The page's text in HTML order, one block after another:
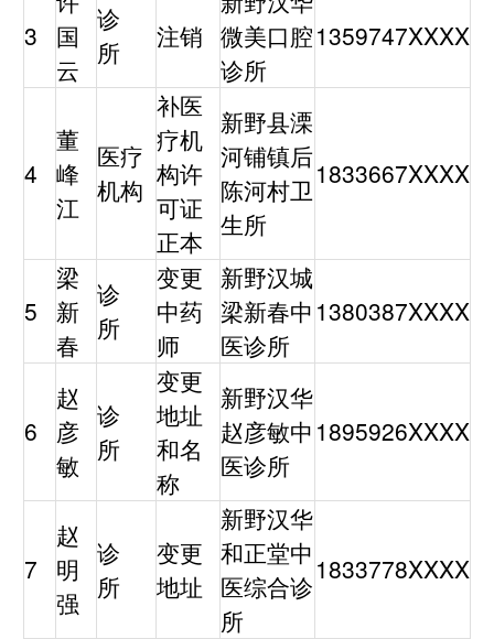
3
国
云
诊
所
注销 微美口腔
诊所
1359747XXXX
4
董
峰
江
医疗
机构
补医
疗机
构许
可证
正本
新野县溧
河铺镇后
陈河村卫
生所
1833667XXXX
5
梁
新
春
诊
所
变更
中药
师
新野汉城
梁新春中
医诊所
1380387XXXX
6
赵
彦
敏
诊
所
变更
地址
和名
称
新野汉华
赵彦敏中
医诊所
1895926XXXX
7
赵
明
强
诊
所
变更
地址
新野汉华
和正堂中
医综合诊
所
1833778XXXX